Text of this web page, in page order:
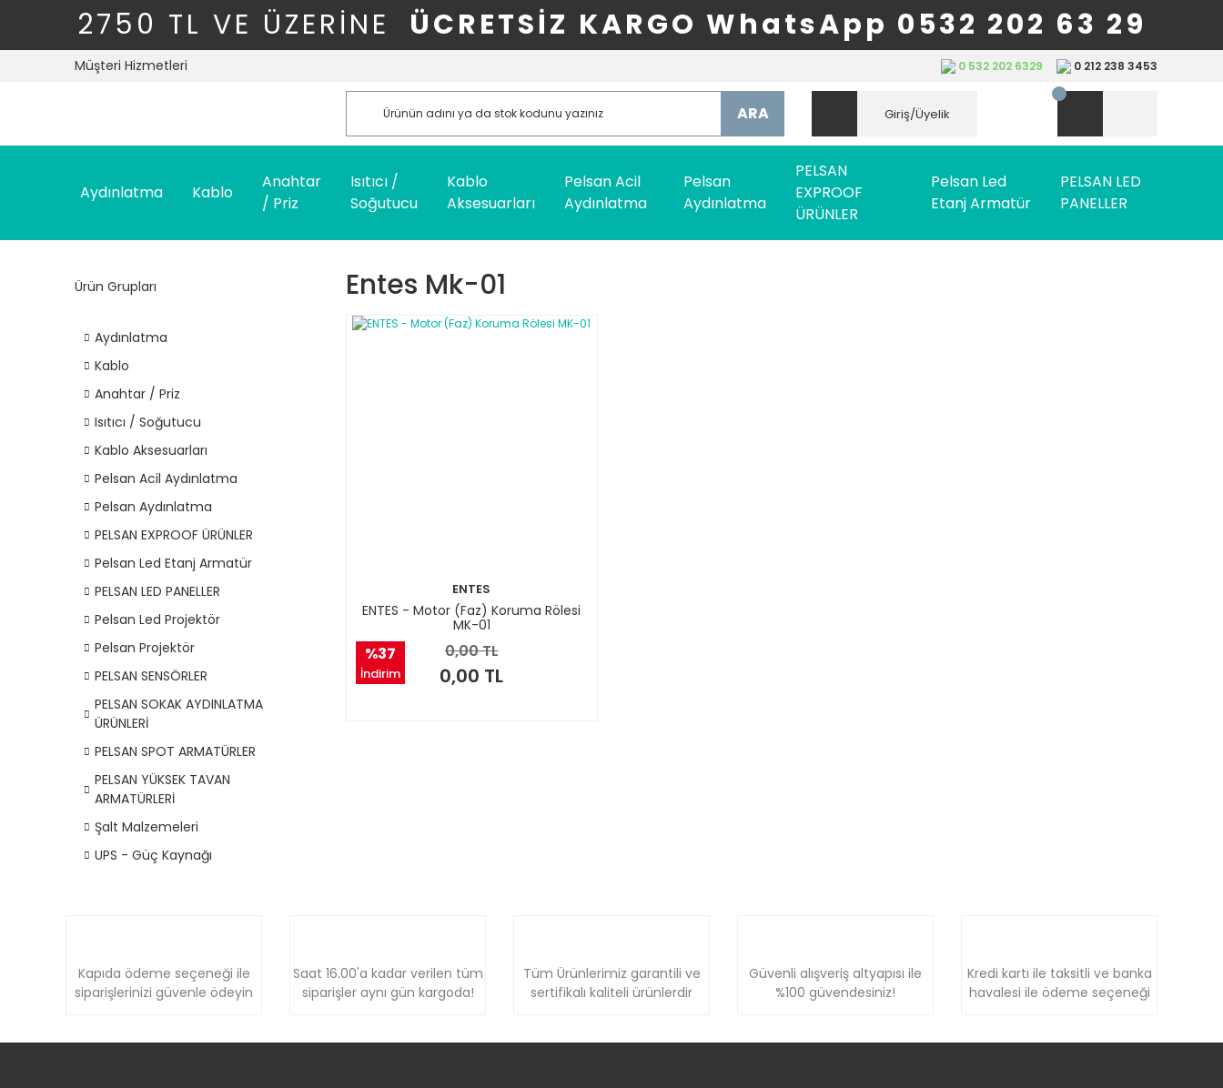
2750 TL VE ÜZERİNE ÜCRETSİZ KARGO WhatsApp 0532 202 63 29
Müşteri Hizmetleri 0 532 202 6329 0 212 238 3453
ARA Giriş/Üyelik
Aydınlatma Kablo
Anahtar
/ Priz
Isıtıcı /
Soğutucu
Kablo
Aksesuarları
Pelsan Acil
Aydınlatma
Pelsan
Aydınlatma
PELSAN
EXPROOF
ÜRÜNLER
Pelsan Led
Etanj Armatür
PELSAN LED
PANELLER
Ürün Grupları
Aydınlatma
Kablo
Anahtar / Priz
Isıtıcı / Soğutucu
Kablo Aksesuarları
Pelsan Acil Aydınlatma
Pelsan Aydınlatma
PELSAN EXPROOF ÜRÜNLER
Pelsan Led Etanj Armatür
PELSAN LED PANELLER
Pelsan Led Projektör
Pelsan Projektör
PELSAN SENSÖRLER
PELSAN SOKAK AYDINLATMA
ÜRÜNLERİ
PELSAN SPOT ARMATÜRLER
PELSAN YÜKSEK TAVAN
ARMATÜRLERİ
Şalt Malzemeleri
UPS - Güç Kaynağı
Entes Mk-01
%37
İndirim
ENTES
ENTES - Motor (Faz) Koruma Rölesi
MK-01
0,00 TL
0,00 TL
Kapıda ödeme seçeneği ile
siparişlerinizi güvenle ödeyin
Saat 16.00'a kadar verilen tüm
siparişler aynı gün kargoda!
Tüm Ürünlerimiz garantili ve
sertifikalı kaliteli ürünlerdir
Güvenli alışveriş altyapısı ile
%100 güvendesiniz!
Kredi kartı ile taksitli ve banka
havalesi ile ödeme seçeneği